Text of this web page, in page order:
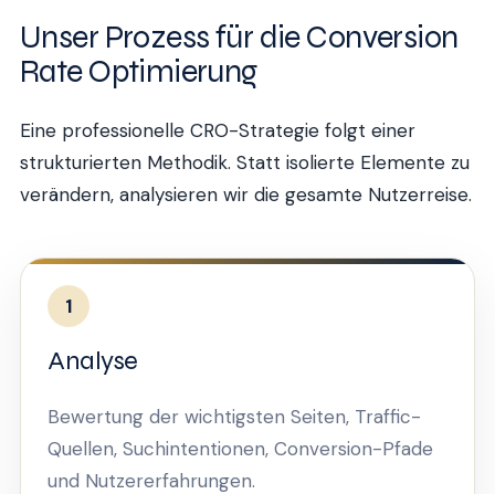
Unser Prozess für die Conversion
Rate Optimierung
Eine professionelle CRO-Strategie folgt einer
strukturierten Methodik. Statt isolierte Elemente zu
verändern, analysieren wir die gesamte Nutzerreise.
1
Analyse
Bewertung der wichtigsten Seiten, Traffic-
Quellen, Suchintentionen, Conversion-Pfade
und Nutzererfahrungen.